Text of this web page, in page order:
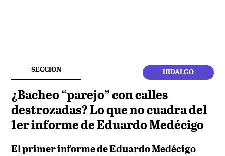
SECCION HIDALGO
¿Bacheo “parejo” con calles
destrozadas? Lo que no cuadra del
1er informe de Eduardo Medécigo
El primer informe de Eduardo Medécigo